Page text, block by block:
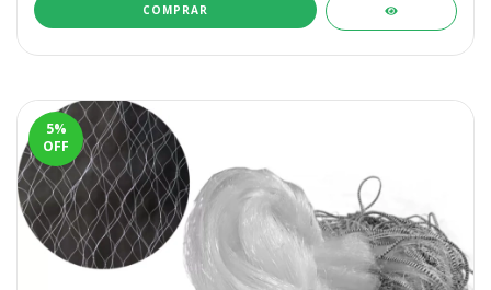
COMPRAR
5%
OFF